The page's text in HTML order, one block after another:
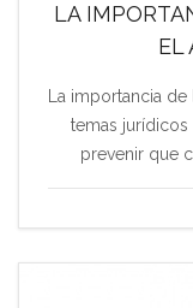
LA
EL
La importancia
temas
prevenir que